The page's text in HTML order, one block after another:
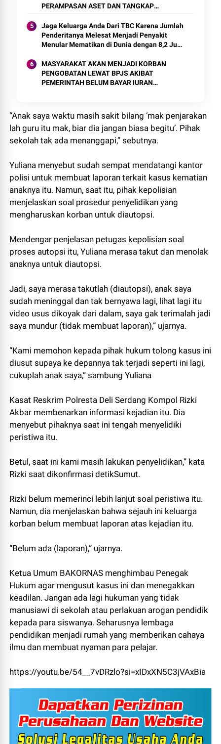
PERAMPASAN ASET DAN TANGKAP
Jaga Keluarga Anda Dari TBC Karena Jumlah
Penderitanya Melesat Menjadi Penyakit
Menular Mematikan di Dunia dengan 8,2 Juta
MASYARAKAT AKAN MENJADI KORBAN
PENGOBATAN LEWAT BPJS AKIBAT
PEMERINTAH BELUM BAYAR IURAN
“Anak saya waktu masih sakit bilang ‘mak penjarakan
lah guru itu mak, biar dia jangan biasa begitu’. Pihak
sekolah tak ada menanggapi,” sebutnya.
Yuliana menyebut sudah sempat mendatangi kantor
polisi untuk membuat laporan terkait kasus kematian
anaknya itu. Namun, saat itu, pihak kepolisian
menjelaskan soal prosedur penyelidikan yang
mengharuskan korban untuk diautopsi.
Mendengar penjelasan petugas kepolisian soal
proses autopsi itu, Yuliana merasa takut dan menolak
anaknya untuk diautopsi.
Jadi, saya merasa takutlah (diautopsi), anak saya
sudah meninggal dan tak bernyawa lagi, lihat lagi itu
video usus dikoyak dari dalam, saya gak terimalah jadi
saya mundur (tidak membuat laporan),” ujarnya.
“Kami memohon kepada pihak hukum tolong kasus ini
diusut supaya ke depannya tak terjadi seperti ini lagi,
cukuplah anak saya,” sambung Yuliana
Kasat Reskrim Polresta Deli Serdang Kompol Rizki
Akbar membenarkan informasi kejadian itu. Dia
menyebut pihaknya saat ini tengah menyelidiki
peristiwa itu.
Betul, saat ini kami masih lakukan penyelidikan,” kata
Rizki saat dikonfirmasi detikSumut.
Rizki belum memerinci lebih lanjut soal peristiwa itu.
Namun, dia menjelaskan bahwa sejauh ini keluarga
korban belum membuat laporan atas kejadian itu.
“Belum ada (laporan),” ujarnya.
Ketua Umum BAKORNAS menghimbau Penegak
Hukum agar mengusut kasus ini dan menegakkan
keadilan. Jangan ada lagi hukuman yang tidak
manusiawi di sekolah atau perlakuan arogan pendidik
kepada para siswanya. Seharusnya lembaga
pendidikan menjadi rumah yang memberikan cahaya
ilmu dan membuat nyaman para pelajar.
https://youtu.be/54__7vDRzlo?si=xIDxXN5C3jVAxBia